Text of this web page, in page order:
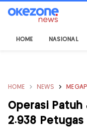
HOME NASIONAL
HOME NEWS
Operasi Patuh
2.938 Petugas